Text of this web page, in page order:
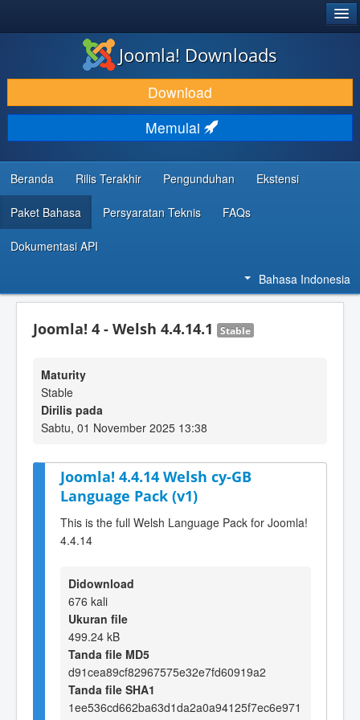
DOWNLOAD & KEMBANGKAN
TEMUKAN & PELAJARI
DUKUNGAN & KOMUNITAS
REFERENSI DEVELOPER
Joomla! Downloads
Download
Memulai
Beranda Rilis Terakhir Pengunduhan Ekstensi
Paket Bahasa Persyaratan Teknis FAQs
Dokumentasi API
Bahasa Indonesia
Joomla! 4 - Welsh 4.4.14.1 Stable
Maturity
Stable
Dirilis pada
Sabtu, 01 November 2025 13:38
Joomla! 4.4.14 Welsh cy-GB
Language Pack (v1)
This is the full Welsh Language Pack for Joomla!
4.4.14
Didownload
676 kali
Ukuran file
499.24 kB
Tanda file MD5
d91cea89cf82967575e32e7fd60919a2
Tanda file SHA1
1ee536cd662ba63d1da2a0a94125f7ec6e971